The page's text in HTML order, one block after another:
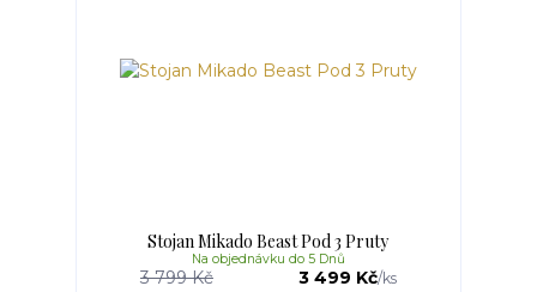
Stojan Mikado Beast Pod 3 Pruty
3 799 Kč 3 499 Kč/ks
Na objednávku do 5 Dnů